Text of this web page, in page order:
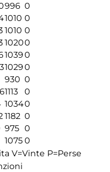
996 0
1010 0
1010 0
10200
10390
10290
930 0
1113
0
10340
1182 0
975 0
10750
V=Vinte P=Perse